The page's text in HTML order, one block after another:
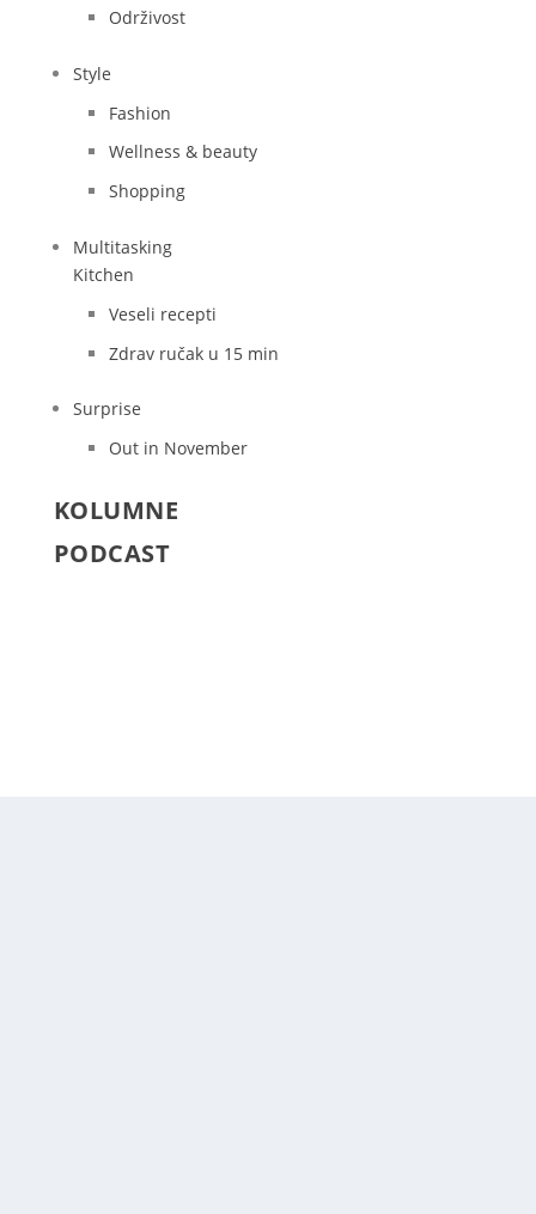
Održivost
Style
Fashion
Wellness & beauty
Shopping
Multitasking
Kitchen
Veseli recepti
Zdrav ručak u 15 min
Surprise
Out in November
KOLUMNE
PODCAST